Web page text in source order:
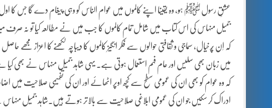
عشقِ رسول ﷺ ہو، وہ یقینا اپنے کالموں میں عوام الناس کو وہی پیغام دے گا جس کا اول و
جمیل منہاس کی اس کتاب میں شامل تمام کالموں کا جب مَیں نے مطالعہ کیا تو نہ صرف
کہ اِن پُرخیال، سماجی و ثقافتی حوالوں سے فکر انگیز کالموں کا دیباچہ لکھنے کا اعزاز
میں زبان بھی سلیس اور عام فہم استعمال ہوتی ہے۔ یہی شاہد جمیل منہاس نے بھی کیا
کہ وہ عوام کو بھی ان کی عمومی سطح سے کچھ اوپر اٹھائے اور ان کی تفہیمی صلاحیت میں
ادراک کر سکیں جو ان کی عمومی ابلاغی صلاحیت سے بالاتر ہوتے ہیں۔شاہد جمیل